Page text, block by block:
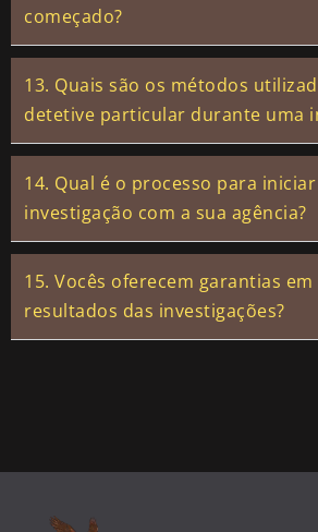
começado?
13. Quais são os métodos
detetive particular durante uma
14. Qual é o processo para
investigação com a sua agência?
15. Vocês oferecem garantias
resultados das investigações?